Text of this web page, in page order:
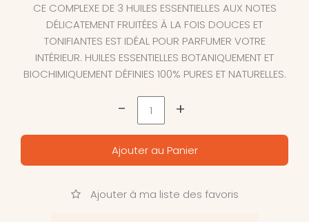
CE COMPLEXE DE 3 HUILES ESSENTIELLES AUX NOTES
DÉLICATEMENT FRUITÉES À LA FOIS DOUCES ET
TONIFIANTES EST IDÉAL POUR PARFUMER VOTRE
INTÉRIEUR. HUILES ESSENTIELLES BOTANIQUEMENT ET
BIOCHIMIQUEMENT DÉFINIES 100% PURES ET NATURELLES.
- +
Ajouter au Panier
Ajouter à ma liste des favoris